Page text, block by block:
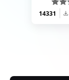
14331